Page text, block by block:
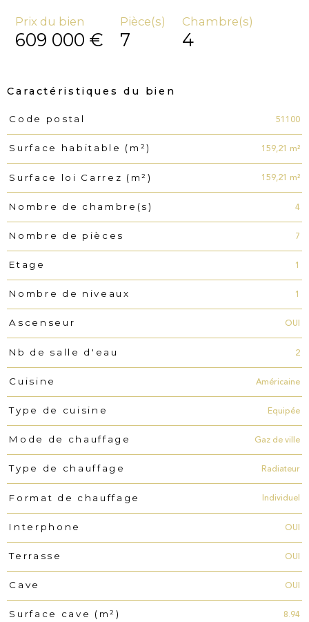
Prix du bien
609 000 €
Pièce(s)
7
Chambre(s)
4
Caractéristiques du bien
Caractéristiques Valeurs
Code postal 51100
Surface habitable (m²) 159,21 m²
Surface loi Carrez (m²) 159,21 m²
Nombre de chambre(s) 4
Nombre de pièces 7
Etage 1
Nombre de niveaux 1
Ascenseur OUI
Nb de salle d'eau 2
Cuisine Américaine
Type de cuisine Equipée
Mode de chauffage Gaz de ville
Type de chauffage Radiateur
Format de chauffage Individuel
Interphone OUI
Terrasse OUI
Cave OUI
Surface cave (m²) 8.94